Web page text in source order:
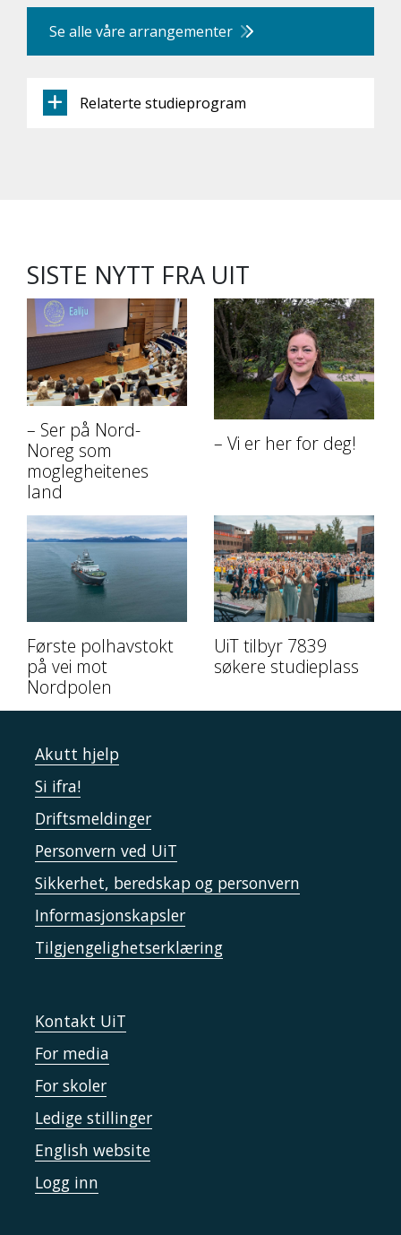
Se alle våre arrangementer
Relaterte studieprogram
SISTE NYTT FRA UIT
– Ser på Nord-
Noreg som
moglegheitenes
land
– Vi er her for deg!
Første polhavstokt
på vei mot
Nordpolen
UiT tilbyr 7839
søkere studieplass
Akutt hjelp
Si ifra!
Driftsmeldinger
Personvern ved UiT
Sikkerhet, beredskap og personvern
Informasjonskapsler
Tilgjengelighetserklæring
Kontakt UiT
For media
For skoler
Ledige stillinger
English website
Logg inn